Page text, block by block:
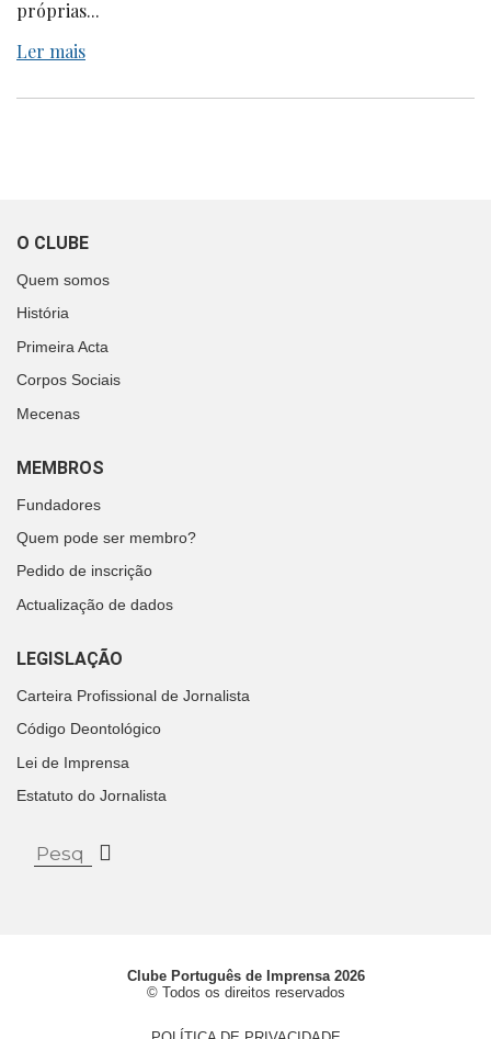
próprias...
Ler mais
O CLUBE
Quem somos
História
Primeira Acta
Corpos Sociais
Mecenas
MEMBROS
Fundadores
Quem pode ser membro?
Pedido de inscrição
Actualização de dados
LEGISLAÇÃO
Carteira Profissional de Jornalista
Código Deontológico
Lei de Imprensa
Estatuto do Jornalista
Clube Português de Imprensa 2026
© Todos os direitos reservados